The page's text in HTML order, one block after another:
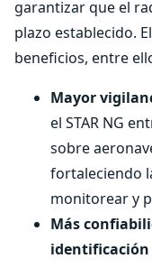
garantizar que el
plazo establecido.
beneficios, entre
Mayor
el STAR NG
sobre
fortaleciendo
monitorear y
Más
identificación